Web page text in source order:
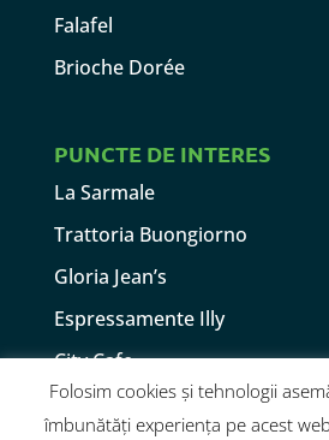
Falafel
Brioche Dorée
PUNCTE DE INTERES
La Sarmale
Trattoria Buongiorno
Gloria Jean’s
Espressamente Illy
City Cafe
Take Off
Folosim cookies și tehnologii
îmbunătăți experiența pe acest